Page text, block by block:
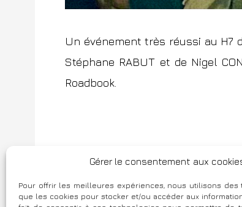
Gérer le consentement aux
Pour offrir les meilleures expériences, nous utilisons
que les cookies pour stocker et/ou accéder aux
Un événement très réussi au H7
Stéphane RABUT et de Nigel
Roadbook
a
Série vidéo pour le Cabinet